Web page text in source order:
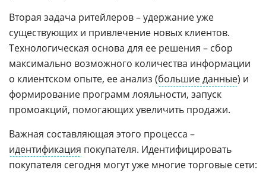
Вторая задача ритейлеров – удержание уже
существующих и привлечение новых клиентов.
Технологическая основа для ее решения – сбор
максимально возможного количества информации
о клиентском опыте, ее анализ (большие данные) и
формирование программ лояльности, запуск
промоакций, помогающих увеличить продажи.
Важная составляющая этого процесса –
идентификация покупателя. Идентифицировать
покупателя сегодня могут уже многие торговые сети: